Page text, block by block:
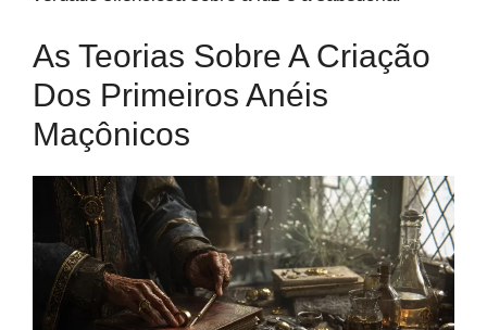
As Teorias Sobre A Criação
Dos Primeiros Anéis
Maçônicos